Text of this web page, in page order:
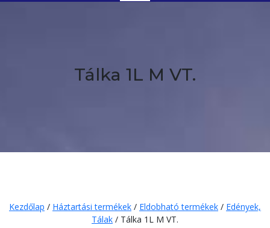
Button
Tálka 1L M VT.
Kezdőlap / Háztartási termékek / Eldobható termékek / Edények,
Tálak / Tálka 1L M VT.